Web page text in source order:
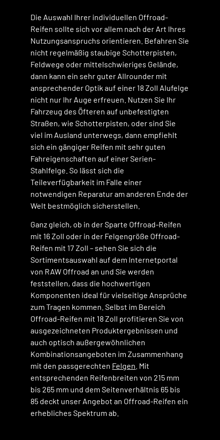
Die Auswahl Ihrer individuellen Offroad-
Reifen sollte sich vor allem nach der Art Ihres
Nutzungsanspruchs orientieren. Befahren Sie
nicht regelmäßig staubige Schotterpisten,
Feldwege oder mittelschwieriges Gelände,
dann kann ein sehr guter Allrounder mit
ansprechender Optik auf einer 18 Zoll Alufelge
nicht nur Ihr Auge erfreuen. Nutzen Sie Ihr
Fahrzeug des Öfteren auf unbefestigten
Straßen, wie Schotterpisten, oder sind Sie
viel im Ausland unterwegs, dann empfiehlt
sich ein gängiger Reifen mit sehr guten
Fahreigenschaften auf einer Serien-
Stahlfelge. So lässt sich die
Teileverfügbarkeit im Falle einer
notwendigen Reparatur am anderen Ende der
Welt bestmöglich sicherstellen.
Ganz gleich, ob in der Sparte Offroad-Reifen
mit 16 Zoll oder in der Felgengröße Offroad-
Reifen mit 17 Zoll – sehen Sie sich die
Sortimentsauswahl auf dem Internetportal
von RAW Offroad an und Sie werden
feststellen, dass die hochwertigen
Komponenten ideal für vielseitige Ansprüche
zum Tragen kommen. Selbst im Bereich
Offroad-Reifen mit 18 Zoll profitieren Sie von
ausgezeichneten Produktergebnissen und
auch optisch außergewöhnlichen
Kombinationsangeboten im Zusammenhang
mit den passgerechten Felgen . Mit
entsprechenden Reifenbreiten von 215 mm
bis 265 mm und dem Seitenverhältnis 65 bis
85 deckt unser Angebot an Offroad-Reifen ein
erhebliches Spektrum ab.